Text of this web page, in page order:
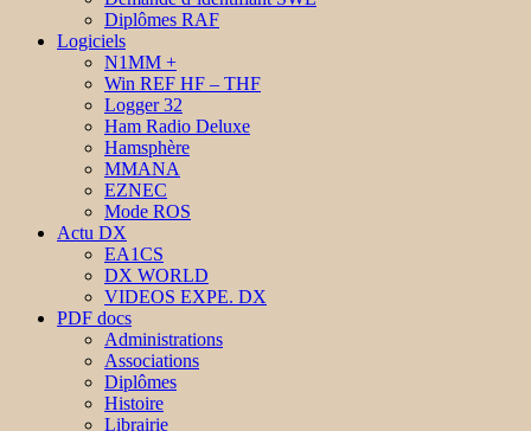
Diplômes RAF
Logiciels
N1MM +
Win REF HF – THF
Logger 32
Ham Radio Deluxe
Hamsphère
MMANA
EZNEC
Mode ROS
Actu DX
EA1CS
DX WORLD
VIDEOS EXPE. DX
PDF docs
Administrations
Associations
Diplômes
Histoire
Librairie